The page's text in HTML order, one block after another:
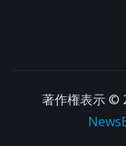
著作権表示 ©